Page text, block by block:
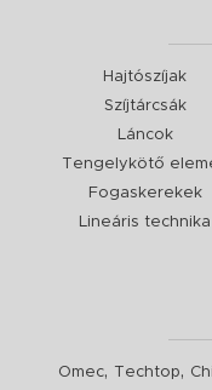
Hajtószíjak
Szíjtárcsák
Láncok
Tengelykötő
Fogaskerekek
Lineáris technika
Omec, Techtop,